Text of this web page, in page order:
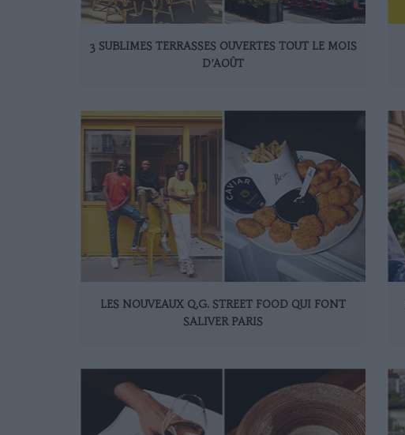
3 SUBLIMES TERRASSES OUVERTES TOUT LE MOIS
D’AOÛT
LES NOUVEAUX Q.G. STREET FOOD QUI FONT
SALIVER PARIS